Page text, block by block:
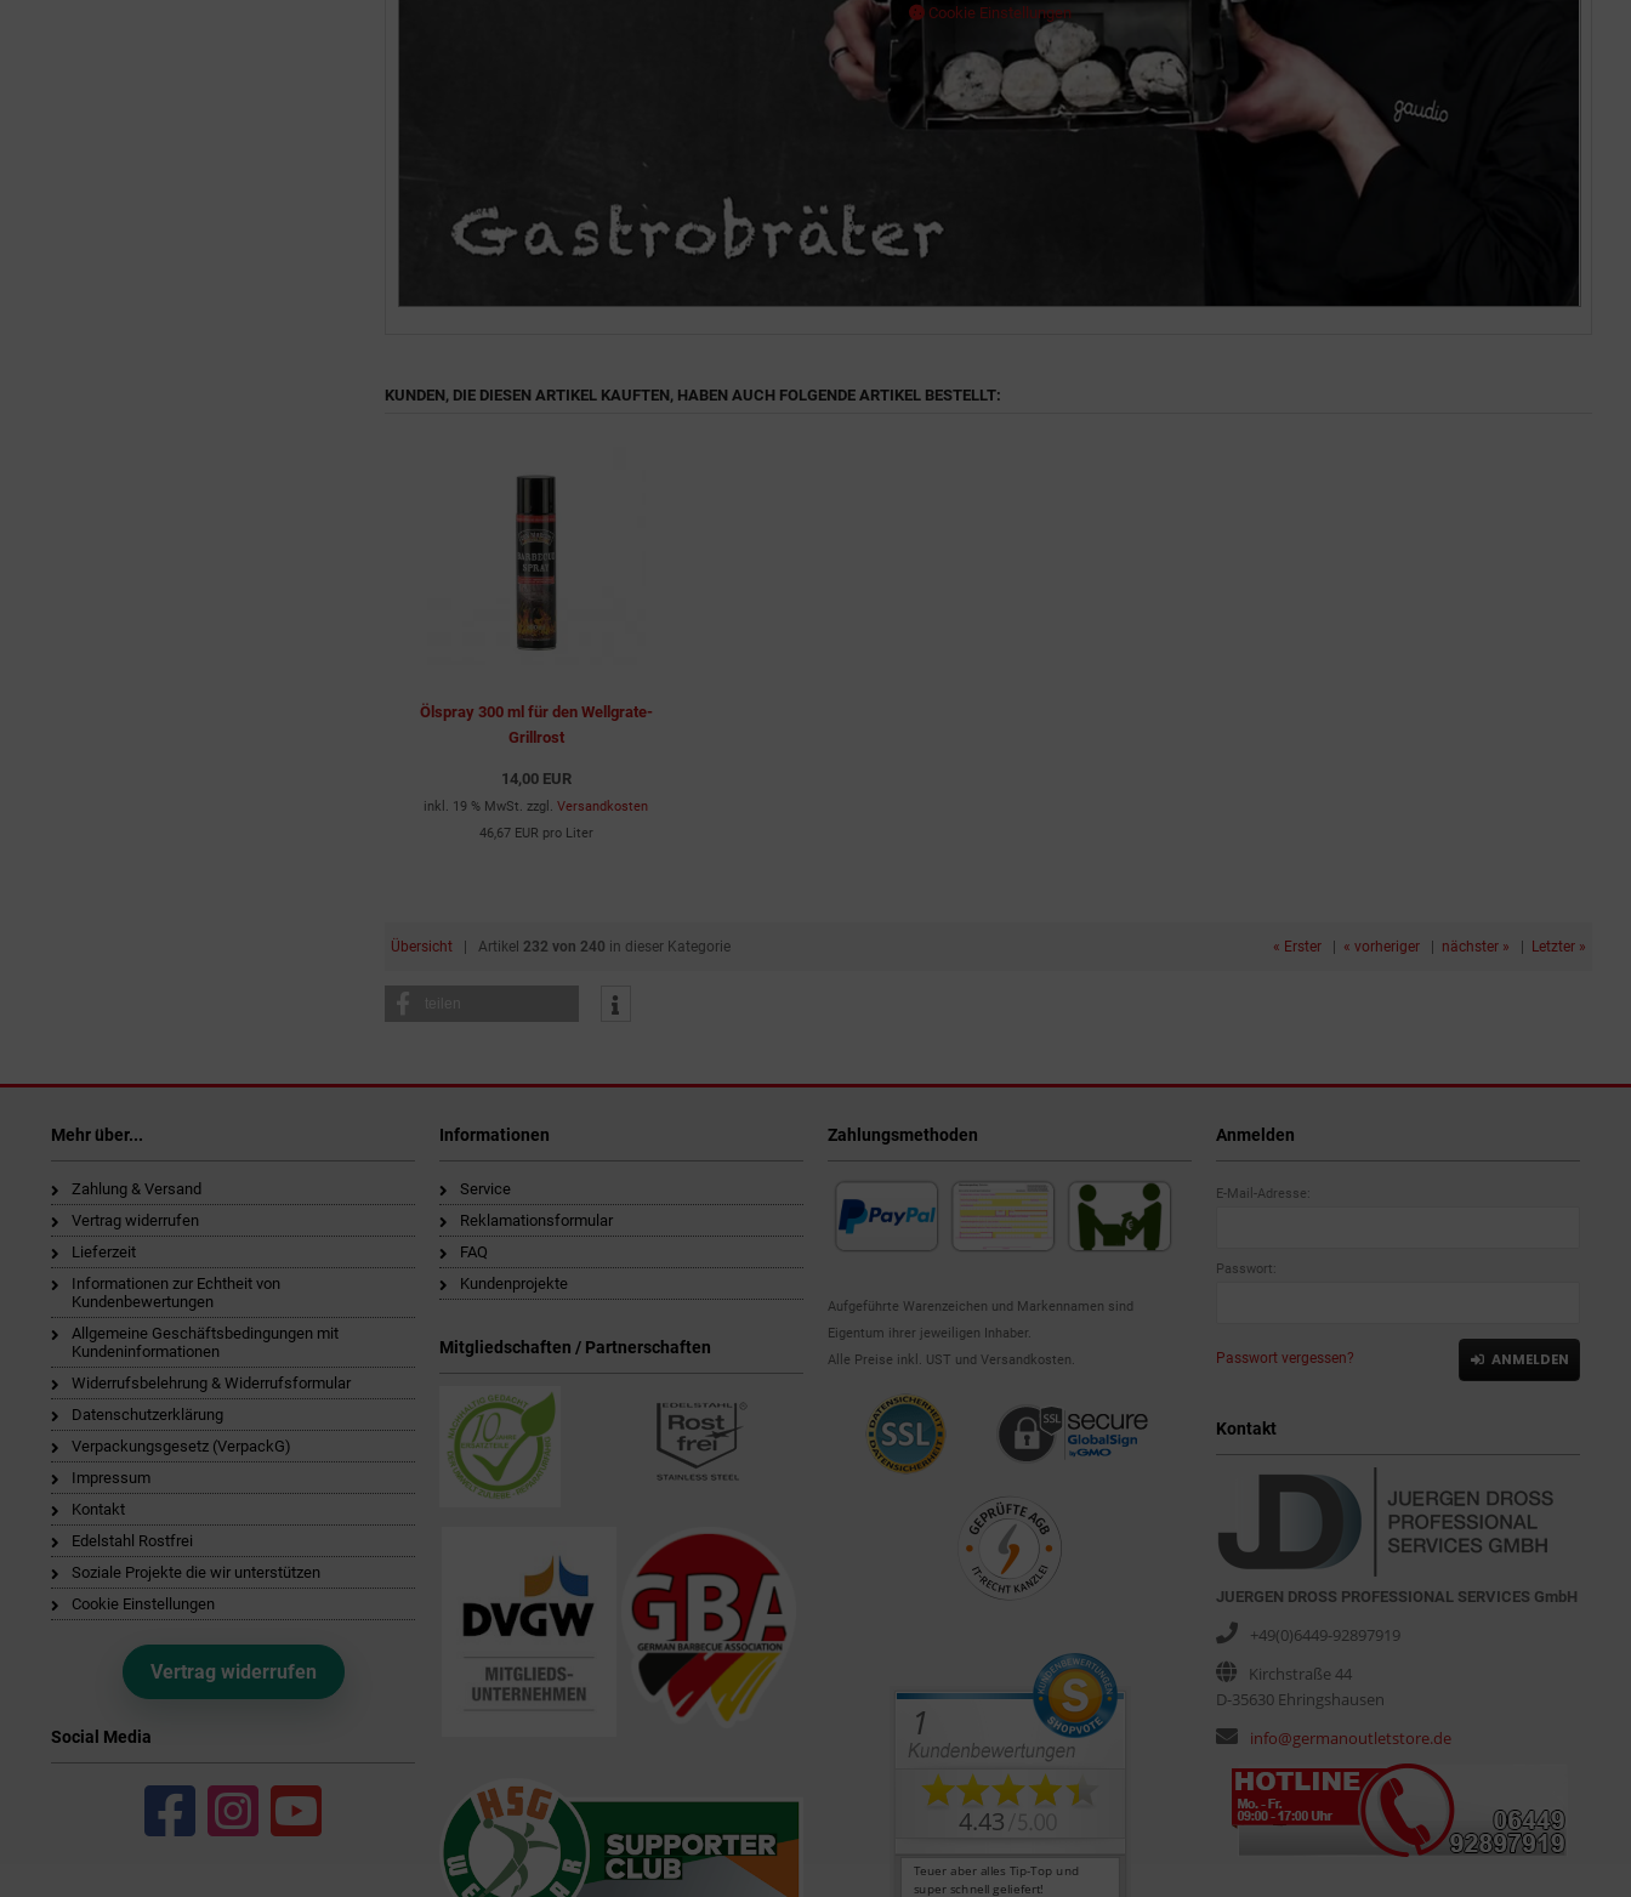
Cookie Einstellungen
KUNDEN, DIE DIESEN ARTIKEL KAUFTEN, HABEN AUCH FOLGENDE ARTIKEL BESTELLT:
Ölspray 300 ml für den Wellgrate-
Grillrost
14,00 EUR
inkl. 19 % MwSt. zzgl. Versandkosten
46,67 EUR pro Liter
Übersicht | Artikel 232 von 240 in dieser Kategorie « Erster « vorheriger nächster » Letzter »
Mehr über...
Zahlung & Versand
Vertrag widerrufen
Lieferzeit
Informationen zur Echtheit von
Kundenbewertungen
Allgemeine Geschäftsbedingungen mit
Kundeninformationen
Widerrufsbelehrung & Widerrufsformular
Datenschutzerklärung
Verpackungsgesetz (VerpackG)
Impressum
Kontakt
Edelstahl Rostfrei
Soziale Projekte die wir unterstützen
Cookie Einstellungen
Vertrag widerrufen
Social Media
Informationen
Service
Reklamationsformular
FAQ
Kundenprojekte
Mitgliedschaften / Partnerschaften
Zahlungsmethoden
Aufgeführte Warenzeichen und Markennamen sind
Eigentum ihrer jeweiligen Inhaber.
Alle Preise inkl. UST und Versandkosten.
Anmelden
E-Mail-Adresse:
Passwort:
Passwort vergessen? ANMELDEN
Kontakt
JUERGEN DROSS PROFESSIONAL SERVICES GmbH
+49(0)6449-92897919
Kirchstraße 44
D-35630 Ehringshausen
info@germanoutletstore.de